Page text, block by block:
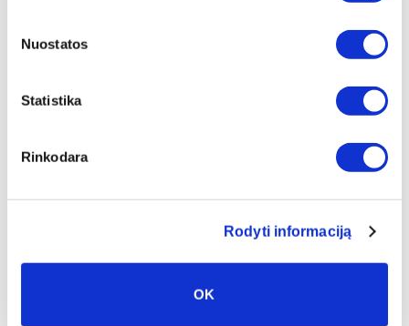
Nuostatos
Statistika
Rinkodara
Rodyti informaciją
OK
Mēs piedāvājam audeklu uz
melnā vai zelta 2 cm platā rāmī, kas
padarīs audeklu par vēl greznāku jūsu
Mēs varam ierāmēt arī jūsu jau esošo
audeklu, lūdzu, sazinieties ar mums,